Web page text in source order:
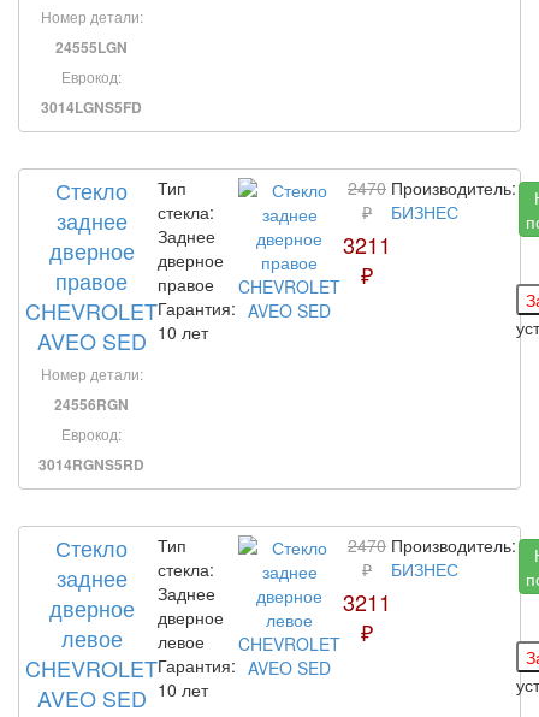
Номер детали:
24555LGN
Еврокод:
3014LGNS5FD
Стекло
заднее
дверное
правое
CHEVROLET
AVEO SED
Номер детали:
24556RGN
Еврокод:
3014RGNS5RD
Тип
стекла:
Заднее
дверное
правое
Гарантия:
10 лет
2470
₽
3211
₽
Производитель:
БИЗНЕС
Стекло
заднее
дверное
левое
CHEVROLET
AVEO SED
Тип
стекла:
Заднее
дверное
левое
Гарантия:
10 лет
2470
₽
3211
₽
Производитель:
БИЗНЕС